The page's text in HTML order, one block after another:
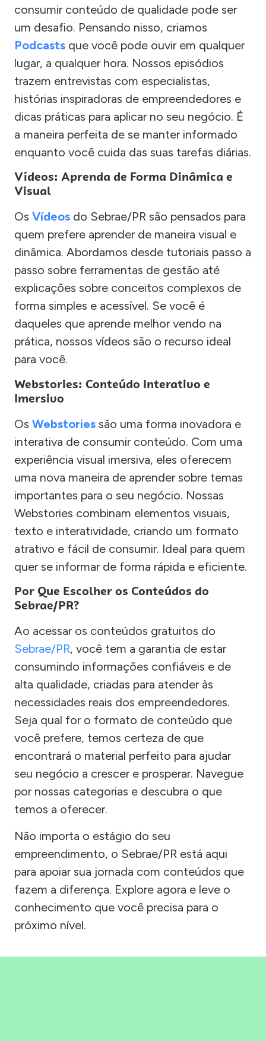
consumir conteúdo de qualidade pode ser
um desafio. Pensando nisso, criamos
Podcasts que você pode ouvir em qualquer
lugar, a qualquer hora. Nossos episódios
trazem entrevistas com especialistas,
histórias inspiradoras de empreendedores e
dicas práticas para aplicar no seu negócio. É
a maneira perfeita de se manter informado
enquanto você cuida das suas tarefas diárias.
Vídeos: Aprenda de Forma Dinâmica e
Visual
Os Vídeos do Sebrae/PR são pensados para
quem prefere aprender de maneira visual e
dinâmica. Abordamos desde tutoriais passo a
passo sobre ferramentas de gestão até
explicações sobre conceitos complexos de
forma simples e acessível. Se você é
daqueles que aprende melhor vendo na
prática, nossos vídeos são o recurso ideal
para você.
Webstories: Conteúdo Interativo e
Imersivo
Os Webstories são uma forma inovadora e
interativa de consumir conteúdo. Com uma
experiência visual imersiva, eles oferecem
uma nova maneira de aprender sobre temas
importantes para o seu negócio. Nossas
Webstories combinam elementos visuais,
texto e interatividade, criando um formato
atrativo e fácil de consumir. Ideal para quem
quer se informar de forma rápida e eficiente.
Por Que Escolher os Conteúdos do
Sebrae/PR?
Ao acessar os conteúdos gratuitos do
Sebrae/PR, você tem a garantia de estar
consumindo informações confiáveis e de
alta qualidade, criadas para atender às
necessidades reais dos empreendedores.
Seja qual for o formato de conteúdo que
você prefere, temos certeza de que
encontrará o material perfeito para ajudar
seu negócio a crescer e prosperar. Navegue
por nossas categorias e descubra o que
temos a oferecer.
Não importa o estágio do seu
empreendimento, o Sebrae/PR está aqui
para apoiar sua jornada com conteúdos que
fazem a diferença. Explore agora e leve o
conhecimento que você precisa para o
próximo nível.